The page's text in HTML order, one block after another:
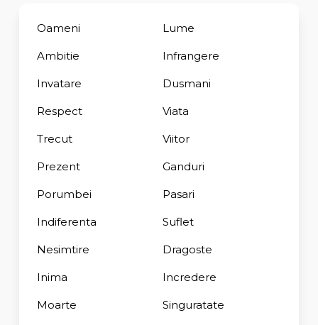
Oameni Lume
Ambitie Infrangere
Invatare Dusmani
Respect Viata
Trecut Viitor
Prezent Ganduri
Porumbei Pasari
Indiferenta Suflet
Nesimtire Dragoste
Inima Incredere
Moarte Singuratate